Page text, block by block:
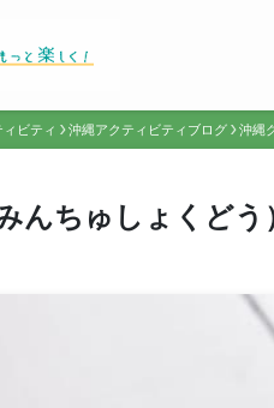
ビティ 沖縄アクティビティブログ 沖縄
んちゅしょくどう